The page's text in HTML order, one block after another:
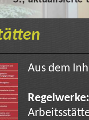
Aus dem
Regelwerke: